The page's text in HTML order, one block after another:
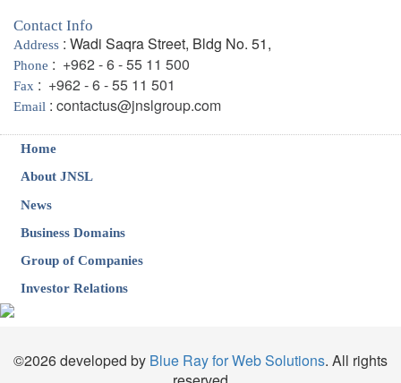
Contact Info
Address : Wadi Saqra Street, Bldg No. 51,
Phone : +962 - 6 - 55 11 500
Fax : +962 - 6 - 55 11 501
Email : contactus@jnslgroup.com
Home
About JNSL
News
Business Domains
Group of Companies
Investor Relations
©2026 developed by Blue Ray for Web Solutions. All rights